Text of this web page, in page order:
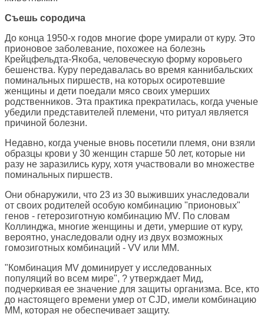
Съешь сородича
До конца 1950-х годов многие форе умирали от куру. Это
прионовое заболевание, похожее на болезнь
Крейцфельдта-Якоба, человеческую форму коровьего
бешенства. Куру передавалась во время каннибальских
поминальных пиршеств, на которых осиротевшие
женщины и дети поедали мясо своих умерших
родственников. Эта практика прекратилась, когда ученые
убедили представителей племени, что ритуал является
причиной болезни.
Недавно, когда ученые вновь посетили племя, они взяли
образцы крови у 30 женщин старше 50 лет, которые ни
разу не заразились куру, хотя участвовали во множестве
поминальных пиршеств.
Они обнаружили, что 23 из 30 выживших унаследовали
от своих родителей особую комбинацию "прионовых"
генов - гетерозиготную комбинацию MV. По словам
Коллинджа, многие женщины и дети, умершие от куру,
вероятно, унаследовали одну из двух возможных
гомозиготных комбинаций - VV или MM.
"Комбинация MV доминирует у исследованных
популяций во всем мире", ? утверждает Мид,
подчеркивая ее значение для защиты организма. Все, кто
до настоящего времени умер от CJD, имели комбинацию
MM, которая не обеспечивает защиту.